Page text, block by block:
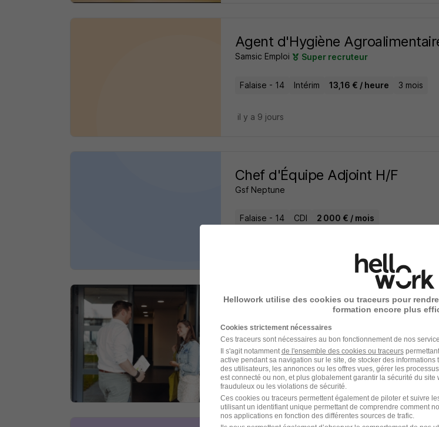
Agent d'Hygiène
Samsic Emploi Super recruteur
Falaise - 14 Intérim 13,16 € / heure 3 mois
il y a 9 jours
Chef d'Équipe Adjoint H/F
Gsf Neptune
Falaise - 14 CDI 2 000 € / mois
Agent de Service H/F
DECA PROPRETÉ
Putanges-le-Lac - 61 CDD Temps partiel
il y a 13 jours
Hellowork utilise des cookies ou traceurs pour
formation encore plus
Cookies strictement nécessaires
Ces traceurs sont nécessaires au bon fonctionnement de nos
Il s'agit notamment de l'ensemble des cookies ou traceurs
active pendant sa navigation sur le site, de stocker des
des utilisateurs, les annonces ou les offres vues, gérer les
est connecté ou non, et plus globalement garantir la sécurité du site
frauduleux ou les violations de sécurité.
Ces cookies ou traceurs permettent également de piloter et suivre
utilisant un identifiant unique permettant de comprendre comment
nos applications en fonction des différentes sources de trafic.